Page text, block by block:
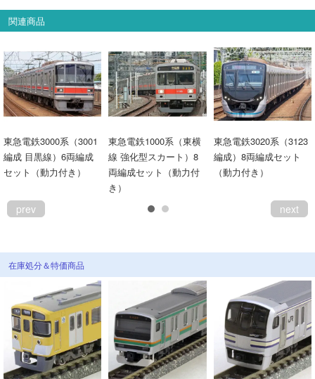
関連商品
東急電鉄3000系（3001
編成 目黒線）6両編成
セット（動力付き）
東急電鉄1000系（東横
線 強化型スカート）8
両編成セット（動力付
き）
東急電鉄3020系（3123
編成）8両編成セット
（動力付き）
prev next
在庫処分＆特価商品